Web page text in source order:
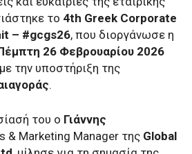
το 4th Greek Corporate
– #gcgs26, που διοργάνωσε η
26 Φεβρουαρίου 2026
με την υποστήριξη της
.
του ο Γιάννης
& Marketing Manager της Global